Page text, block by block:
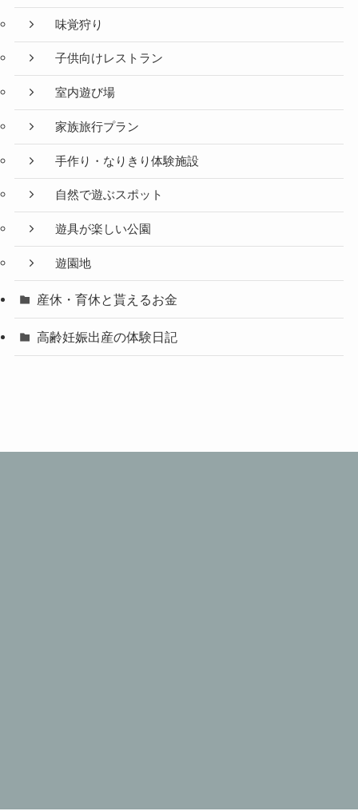
味覚狩り
子供向けレストラン
室内遊び場
家族旅行プラン
手作り・なりきり体験施設
自然で遊ぶスポット
遊具が楽しい公園
遊園地
産休・育休と貰えるお金
高齢妊娠出産の体験日記